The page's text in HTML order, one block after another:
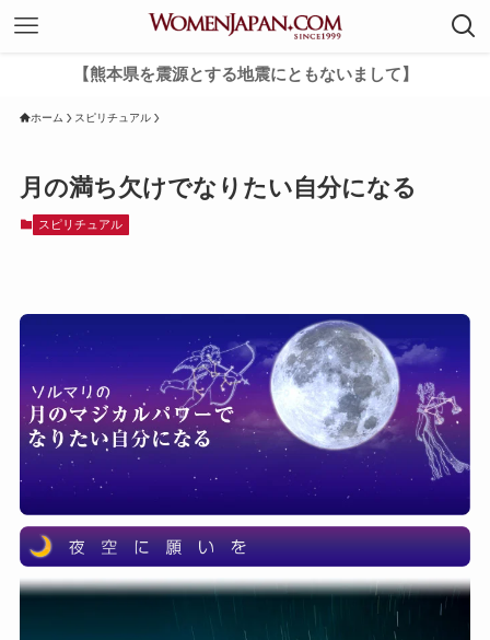
【熊本県を震源とする地震にともないまして】
ホーム スピリチュアル
月の満ち欠けでなりたい自分になる
スピリチュアル